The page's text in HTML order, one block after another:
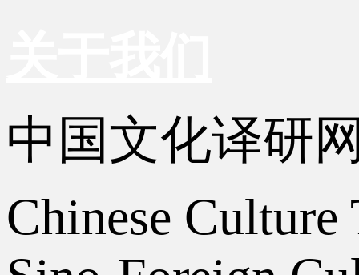
中国文化译研
Chinese